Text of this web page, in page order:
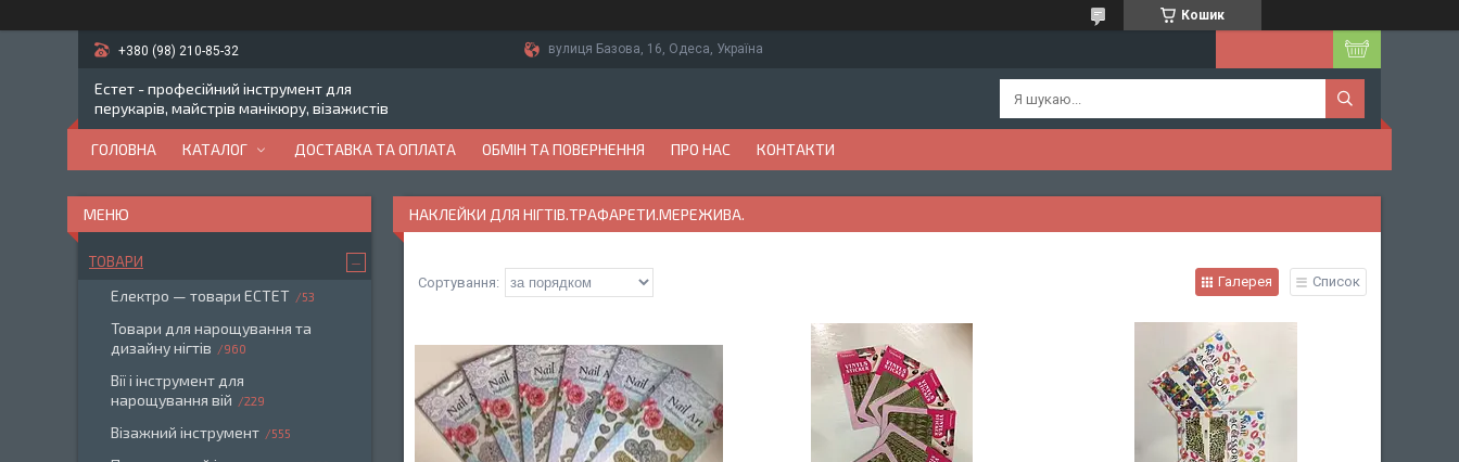
Кошик
+380 (98) 210-85-32 вулиця Базова, 16, Одеса, Україна
Естет - професійний інструмент для
перукарів, майстрів манікюру, візажистів
ГОЛОВНА КАТАЛОГ ДОСТАВКА ТА ОПЛАТА ОБМІН ТА ПОВЕРНЕННЯ ПРО НАС КОНТАКТИ
НАКЛЕЙКИ ДЛЯ НІГТІВ.ТРАФАРЕТИ.МЕРЕЖИВА.
Галерея Список
ТОВАРИ
Електро — товари ЕСТЕТ 53
Товари для нарощування та
дизайну нігтів
960
Вії і інструмент для
нарощування вій
229
Візажний інструмент 555